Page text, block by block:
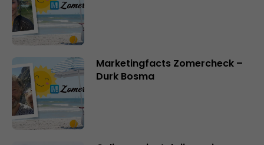
Marketingfacts Zomercheck –
Durk Bosma